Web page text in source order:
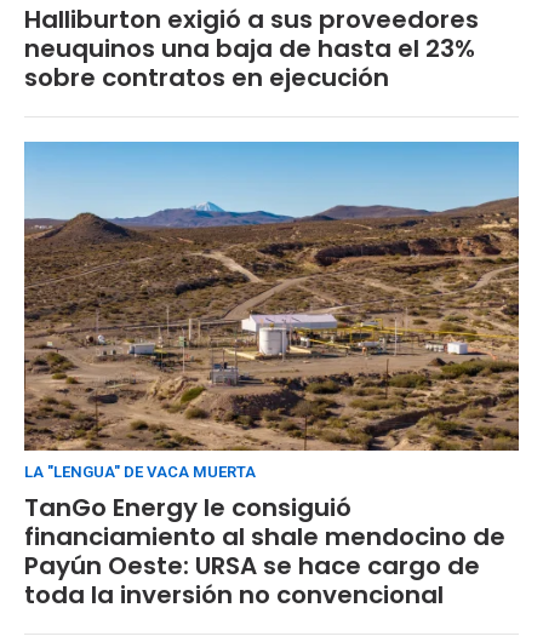
Halliburton exigió a sus proveedores
neuquinos una baja de hasta el 23%
sobre contratos en ejecución
LA "LENGUA" DE VACA MUERTA
TanGo Energy le consiguió
financiamiento al shale mendocino de
Payún Oeste: URSA se hace cargo de
toda la inversión no convencional